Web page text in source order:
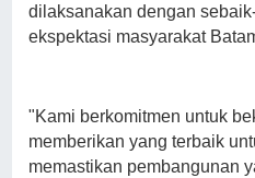
dilaksanakan dengan
ekspektasi masyarakat
"Kami berkomitmen untuk
memberikan yang terbaik
memastikan pembangunan